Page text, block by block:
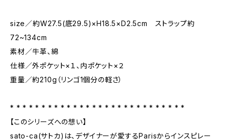
size／約W27.5(底29.5)×H18.5×D2.5cm ストラップ約
72~134cm
素材／牛革、綿
仕様／外ポケット×１、内ポケット×２
重量／約210g（リンゴ1個分の軽さ）
* * * * * * * * * * * * * * * * * * * * * * * * * * * *
【このシリーズへの想い】
sato-ca(サトカ)は、デザイナーが愛するParisからインスピレー